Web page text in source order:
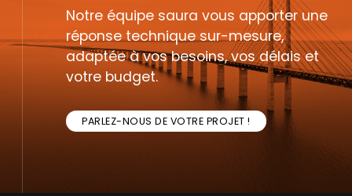
Notre équipe saura vous apporter une
réponse technique sur-mesure,
adaptée à vos besoins, vos délais et
votre budget.
PARLEZ-NOUS DE VOTRE PROJET !